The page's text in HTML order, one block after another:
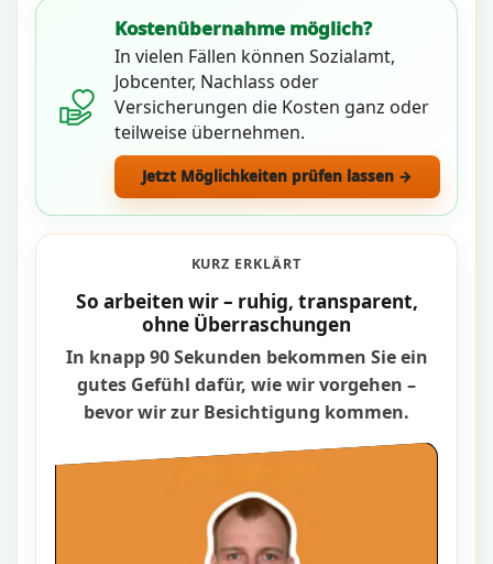
Kostenübernahme möglich?
In vielen Fällen können Sozialamt,
Jobcenter, Nachlass oder
Versicherungen die Kosten ganz oder
teilweise übernehmen.
Jetzt Möglichkeiten prüfen lassen →
KURZ ERKLÄRT
So arbeiten wir – ruhig, transparent,
ohne Überraschungen
In knapp 90 Sekunden bekommen Sie ein
gutes Gefühl dafür, wie wir vorgehen –
bevor wir zur Besichtigung kommen.